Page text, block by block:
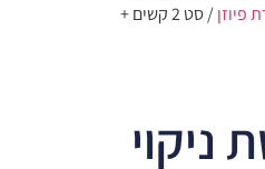
פיוזן
/ סט 2 קשים +